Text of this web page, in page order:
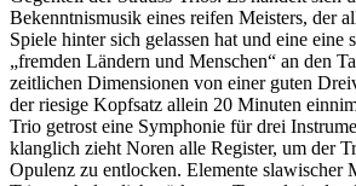
Bekenntnismusik eines reifen Meisters, der
Spiele hinter sich gelassen hat und eine eine
„fremden Ländern und Menschen“ an den
zeitlichen Dimensionen von einer guten
der riesige Kopfsatz allein 20 Minuten
Trio getrost eine Symphonie für drei
klanglich zieht Noren alle Register, um der
Opulenz zu entlocken. Elemente slawischer